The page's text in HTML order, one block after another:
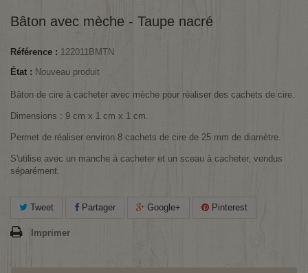
Bâton avec mèche - Taupe nacré
Référence : 122011BMTN
État : Nouveau produit
Bâton de cire à cacheter avec mèche pour réaliser des cachets de cire.
Dimensions : 9 cm x 1 cm x 1 cm.
Permet de réaliser environ 8 cachets de cire de 25 mm de diamètre.
S'utilise avec un manche à cacheter et un sceau à cacheter, vendus
séparément.
Tweet Partager Google+ Pinterest
Imprimer